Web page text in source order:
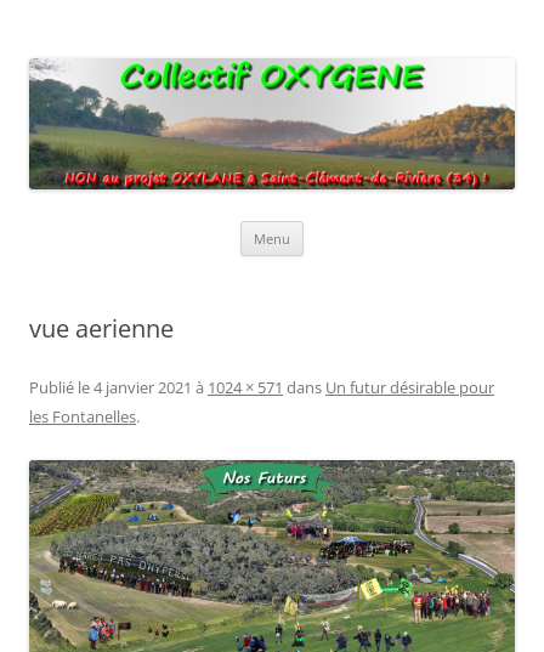
agricoles.
Menu
vue aerienne
Publié le4 janvier 2021 à 1024 × 571 dans Un futur désirable pour
les Fontanelles.